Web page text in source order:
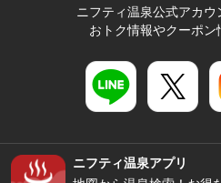
ニフティ温泉公式アカ
おトク情報やクーポン
ニフティ温泉アプリ